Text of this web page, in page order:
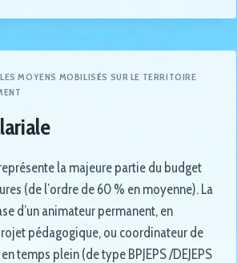
LES MOYENS MOBILISÉS SUR LE TERRITOIRE
la majeure partie du budget
(de l’ordre de 60 % en moyenne). La
d’un animateur permanent, en
pédagogique, ou coordinateur de
temps plein (de type BPJEPS /DEJEPS